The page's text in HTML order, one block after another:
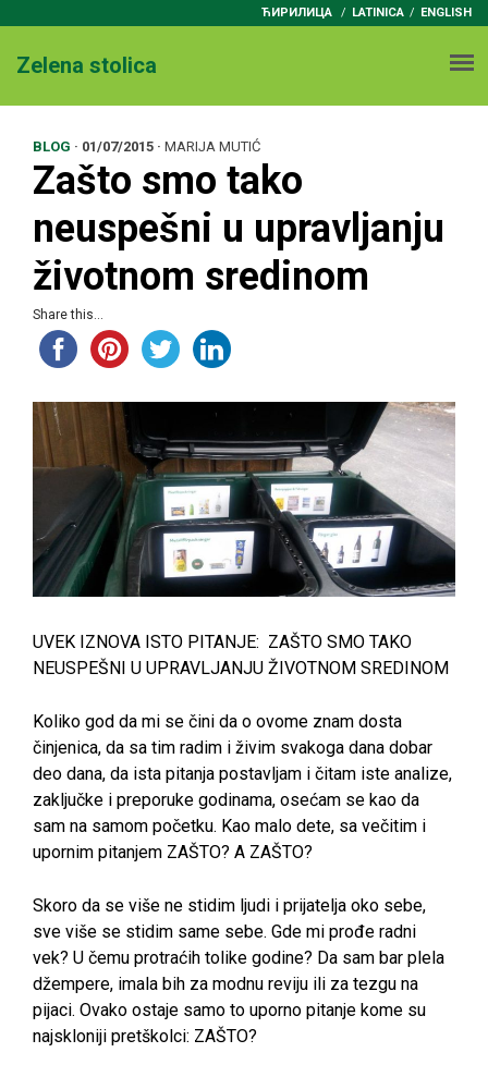
ЋИРИЛИЦА / LATINICA ENGLISH
Zelena stolica
BLOG · 01/07/2015 · MARIJA MUTIĆ
Zašto smo tako
neuspešni u upravljanju
životnom sredinom
Share this...
UVEK IZNOVA ISTO PITANJE: ZAŠTO SMO TAKO
NEUSPEŠNI U UPRAVLJANJU ŽIVOTNOM SREDINOM
Koliko god da mi se čini da o ovome znam dosta
činjenica, da sa tim radim i živim svakoga dana dobar
deo dana, da ista pitanja postavljam i čitam iste analize,
zaključke i preporuke godinama, osećam se kao da
sam na samom početku. Kao malo dete, sa večitim i
upornim pitanjem ZAŠTO? A ZAŠTO?
Skoro da se više ne stidim ljudi i prijatelja oko sebe,
sve više se stidim same sebe. Gde mi prođe radni
vek? U čemu protraćih tolike godine? Da sam bar plela
džempere, imala bih za modnu reviju ili za tezgu na
pijaci. Ovako ostaje samo to uporno pitanje kome su
najskloniji pretškolci: ZAŠTO?